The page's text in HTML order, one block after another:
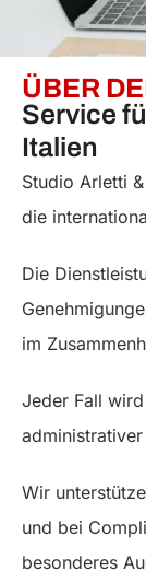
ÜBER
Service
Italien
Studio Arletti
die
Die
im
Jeder Fall
Wir
und bei
besonderes